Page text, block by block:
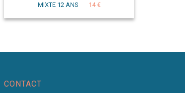
MIXTE 12 ANS
14 €
CONTACT